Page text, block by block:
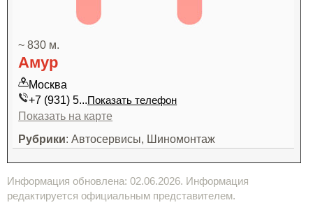
~ 830 м.
Амур
Москва
+7 (931) 5...Показать телефон
Показать на карте
Рубрики: Автосервисы, Шиномонтаж
Информация обновлена: 02.06.2026. Информация
редактируется официальным представителем.